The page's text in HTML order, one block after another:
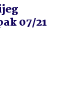
07/21